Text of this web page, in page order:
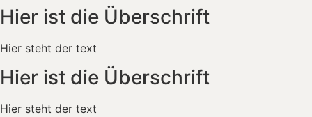
Hier ist die Überschrift
Hier steht der text
Hier ist die Überschrift
Hier steht der text